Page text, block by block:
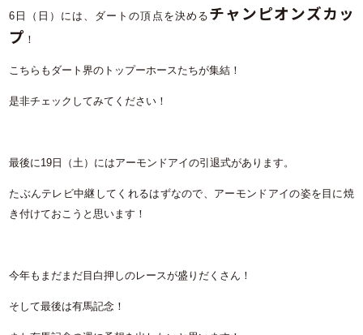
6日（日）には、ダートの頂点を決める チャンピオンズカッ
プ ！
こちらもダート界のトップーホースたちが集結！
是非チェックしてみてください！
最後に19日（土）にはアーモンドアイの引退式があります。
たぶんテレビ中継してくれるはずなので、アーモンドアイの姿を目に焼
き付けておこうと思います！
今年もまだまだ目白押しのレースが盛りだくさん！
そして最後は有馬記念！